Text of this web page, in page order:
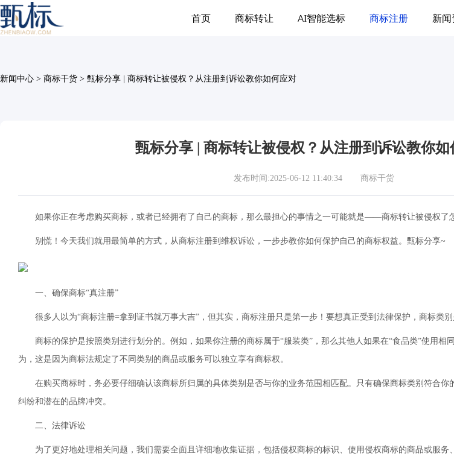
首页 商标转让 AI智能选标 商标注册 新
新闻中心 > 商标干货 > 甄标分享 | 商标转让被侵权？从注册到诉讼教你如何应对
甄标分享 | 商标转让被侵权？从注册到诉讼教你
发布时间:2025-06-12 11:40:34 商标干货
如果你正在考虑购买商标，或者已经拥有了自己的商标，那么最担心的事情之一可能就是——商标转让被侵权了
别慌！今天我们就用最简单的方式，从商标注册到维权诉讼，一步步教你如何保护自己的商标权益。甄标分享~
一、确保商标“真注册”
很多人以为“商标注册=拿到证书就万事大吉”，但其实，商标注册只是第一步！要想真正受到法律保护，商标类
商标的保护是按照类别进行划分的。例如，如果你注册的商标属于“服装类”，那么其他人如果在“食品类”使用相
为，这是因为商标法规定了不同类别的商品或服务可以独立享有商标权。
在购买商标时，务必要仔细确认该商标所归属的具体类别是否与你的业务范围相匹配。只有确保商标类别符合
纠纷和潜在的品牌冲突。
二、法律诉讼
为了更好地处理相关问题，我们需要全面且详细地收集证据，包括侵权商标的标识、使用侵权商标的商品或服